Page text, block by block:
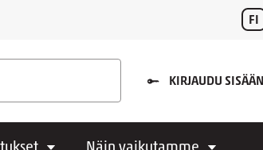
FI
KIRJAUDU SISÄÄN